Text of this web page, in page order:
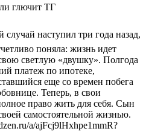
глючит ТГ
наступил три года назад,
поняла: жизнь идет
светлую «двушку». Полгода
платеж по ипотеке,
еще со времен побега
Теперь, в свои
право жить для себя. Сын
самостоятельной жизнью.
a/ajFcj9lHxhpe1mmR?